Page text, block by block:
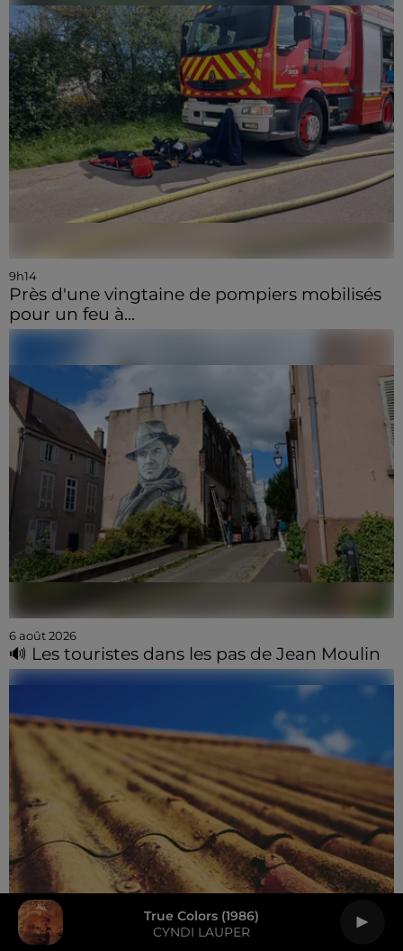
True Colors (1986)
CYNDI LAUPER
9h14
Près d'une vingtaine de pompiers mobilisés
pour un feu à...
6 août 2026
🔊 Les touristes dans les pas de Jean Moulin